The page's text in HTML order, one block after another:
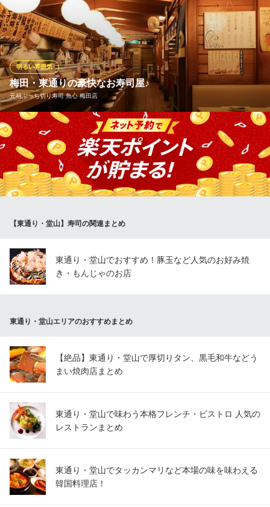
大阪府大阪市北区堂山町10-7 ステージジュエルビル1F
魚・肉・巻き寿司など種類豊富な寿司メニューをご用意しており
ます。詳細はメニューページをご覧ください。
炉端焼き 囲炉端 梅田東通り店
東通り 居酒屋
大阪メトロ谷町線中崎町駅 徒歩5分
大阪府大阪市北区堂山町6-7 ステージゴールドビル1F
梅田・東通りの豪快なお寿司屋♪
元祖ぶっち切り寿司 魚心 梅田店
明るい雰囲気
阪急／地下鉄「梅田駅」から徒歩5分、泉の広場スグ、東通り沿い
という抜群のアクセスの魚心梅田本店。店内には生簀があり、カ
ウンターが存在感大。お寿司を楽しみたい方はぜひ、カウンター
席をご利用ください。おやじの見事な調理を眺めながらのお食事
はライブ感抜群。会話も楽しみながらごゆっくりお過ごしくださ
い。
元祖ぶっち切り寿司 魚心 梅田店
ＪＲ大阪駅 徒歩7分
大阪府大阪市北区堂山町4-16
【東通り・堂山】寿司の関連まとめ
東通り・堂山でおすすめ！豚玉など人気のお好み焼
き・もんじゃのお店
東通り・堂山エリアのおすすめまとめ
【絶品】東通り・堂山で厚切りタン、黒毛和牛などう
まい焼肉店まとめ
東通り・堂山で味わう本格フレンチ・ビストロ 人気の
レストランまとめ
東通り・堂山でタッカンマリなど本場の味を味わえる
韓国料理店！